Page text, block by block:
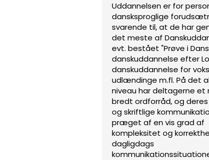
Uddannelsen er for
dansksproglige
svarende til, at de har
det meste af
evt. bestået "Prøve i
danskuddannelse efter
danskuddannelse for
udlændinge m.fl. På det
niveau har deltagerne et
bredt ordforråd, og
og skriftlige
præget af en vis grad af
kompleksitet og
dagligdags